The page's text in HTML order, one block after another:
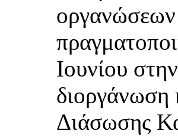
οργανώσεων
Ιουνίου
διοργάνωση
Διάσωσης